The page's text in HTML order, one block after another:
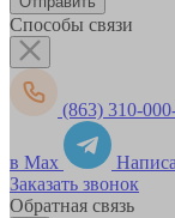
Способы связи
(863) 310-
в Max
Заказать звонок
Обратная связь